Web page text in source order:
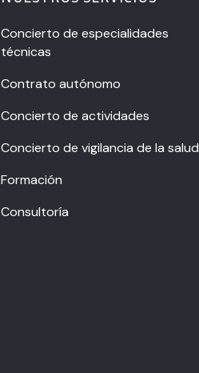
Concierto de especialidades
técnicas
Contrato autónomo
Concierto de actividades
Concierto de vigilancia de la salud
Formación
Consultoría